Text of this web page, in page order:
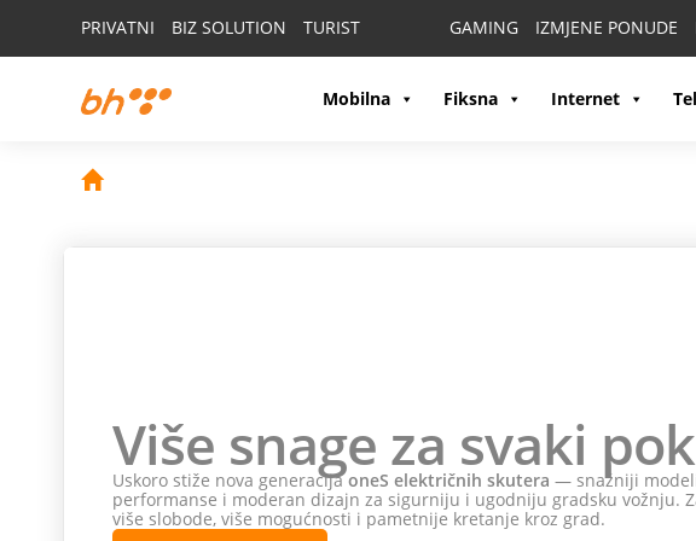
PRIVATNI BIZ SOLUTION TURIST GAMING IZMJENE PONUDE
Mobilna Fiksna Internet
Više snage za svaki
Uskoro stiže nova generacijaoneS električnih skutera — snažniji
performanse i moderan dizajn za sigurniju i ugodniju gradsku vožnju.
više slobode, više mogućnosti i pametnije kretanje kroz grad.